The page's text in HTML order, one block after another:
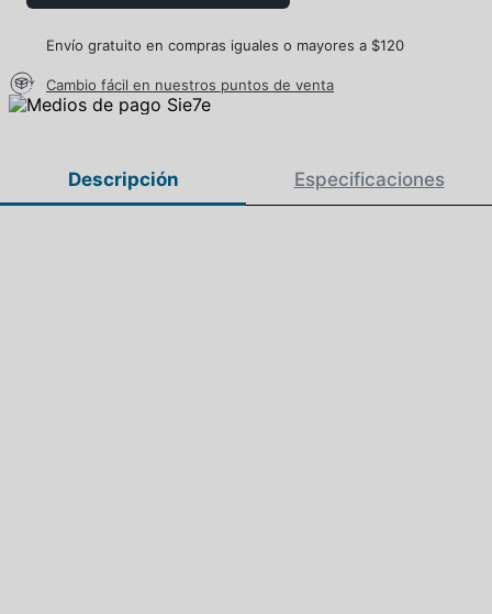
Envío gratuito en compras iguales o mayores a $120
Cambio fácil en nuestros puntos de venta
Descripción Especificaciones